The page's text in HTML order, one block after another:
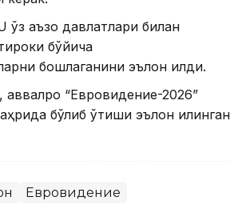
ўз аъзо давлатлари билан
бўйича
бошлаганини эълон қилди.
“Евровидение-2026”
бўлиб ўтиши эълон қилинган
Евровидение